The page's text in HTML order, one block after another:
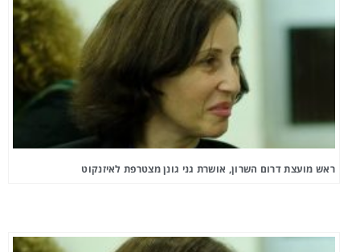
ראש מועצת דרום השרון, אושרת גני גונן מצטרפת לאיזנקוט